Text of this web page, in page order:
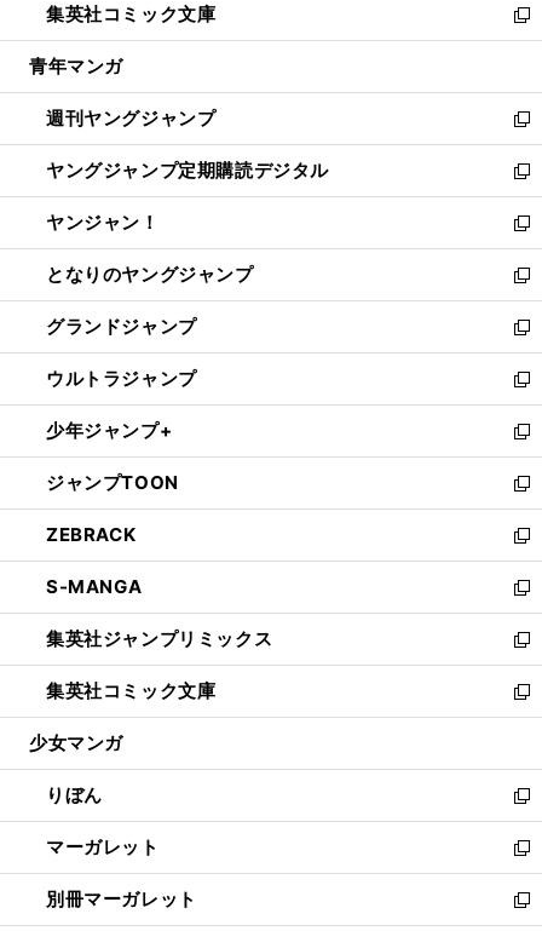
く
で
開
ド
ウ
開
く
ィ
ン
ウ
で
開
く
い
ウ
ン
ド
ウ
で
開
く
集英社コミック文庫
新
し
ウ
ィ
ン
ド
ウ
で
開
く
青年マンガ
週刊ヤングジャンプ
新
し
い
ウ
ィ
ン
ド
ウ
で
開
く
ヤングジャンプ定期購読デジタル
新
し
い
ウ
ィ
ン
ド
ウ
で
開
く
ヤンジャン！
新
し
い
ウ
ィ
ン
ド
ウ
で
開
く
となりのヤングジャンプ
新
し
い
ウ
ィ
ン
ド
ウ
で
開
く
グランドジャンプ
新
し
い
ウ
ィ
ン
ド
ウ
で
開
く
ウルトラジャンプ
新
し
い
ウ
ィ
ン
ド
ウ
で
開
く
少年ジャンプ+
新
し
い
ウ
ィ
ン
ド
ウ
で
開
く
ジャンプTOON
新
し
い
ウ
ィ
ン
ド
ウ
で
開
ZEBRACK
新
し
い
ウ
ィ
ン
ド
ウ
開
く
S-MANGA
新
し
い
ウ
ィ
ン
ウ
で
開
く
集英社ジャンプリミックス
新
し
い
ウ
ン
ド
ウ
で
開
く
集英社コミック文庫
新
し
ウ
ィ
ン
ド
ウ
で
開
少女マンガ
りぼん
新
し
い
ウ
ィ
マーガレット
新
し
い
別冊マーガレット
新